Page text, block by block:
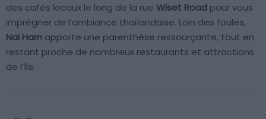
des cafés locaux le long de la rue Wiset Road pour vous
imprégner de l’ambiance thaïlandaise. Loin des foules,
Nai Harn apporte une parenthèse ressourçante, tout en
restant proche de nombreux restaurants et attractions
de l’île.